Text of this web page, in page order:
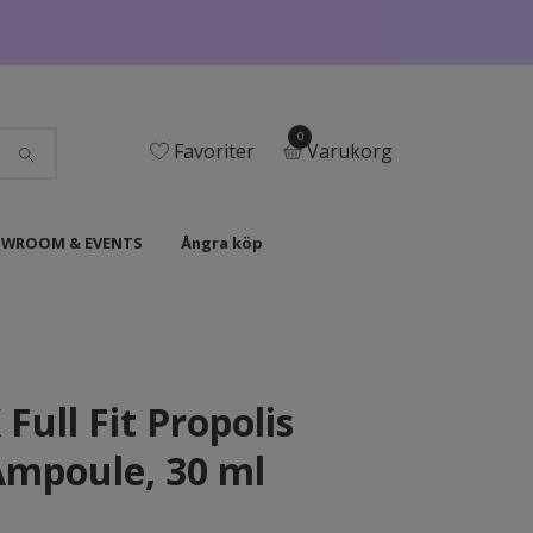
Favoriter
0
Varukorg
& EVENTS Ångra köp
Full Fit Propolis
30 ml